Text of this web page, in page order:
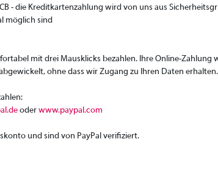
- die Kreditkartenzahlung wird von uns aus
möglich sind
mit drei Mausklicks bezahlen. Ihre Online-Zahlung
ohne dass wir Zugang zu Ihren Daten
oder www.paypal.com
und sind von PayPal verifiziert.